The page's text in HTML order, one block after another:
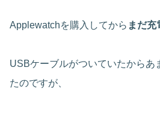
Applewatchを購入してから まだ充
USBケーブルがついていたからあ
たのですが、